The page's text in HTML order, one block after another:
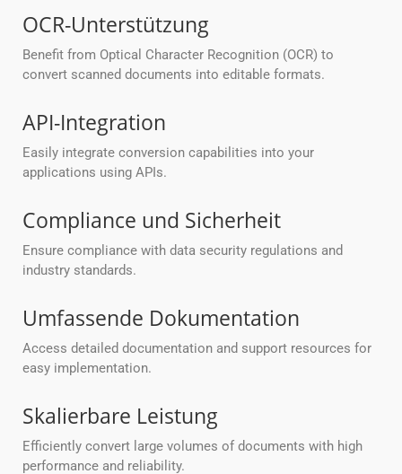
OCR-Unterstützung
Benefit from Optical Character Recognition (OCR) to
convert scanned documents into editable formats.
API-Integration
Easily integrate conversion capabilities into your
applications using APIs.
Compliance und Sicherheit
Ensure compliance with data security regulations and
industry standards.
Umfassende Dokumentation
Access detailed documentation and support resources for
easy implementation.
Skalierbare Leistung
Efficiently convert large volumes of documents with high
performance and reliability.